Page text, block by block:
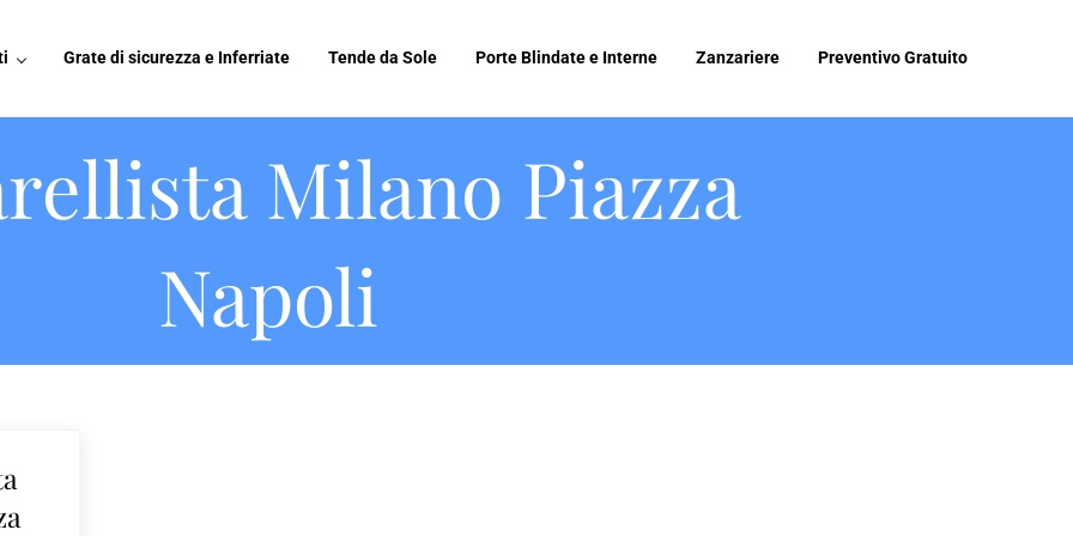
Grate di sicurezza e Inferriate Tende da Sole Porte Blindate e Interne Zanzariere Preventivo Gratuito
Milano Piazza
Napoli